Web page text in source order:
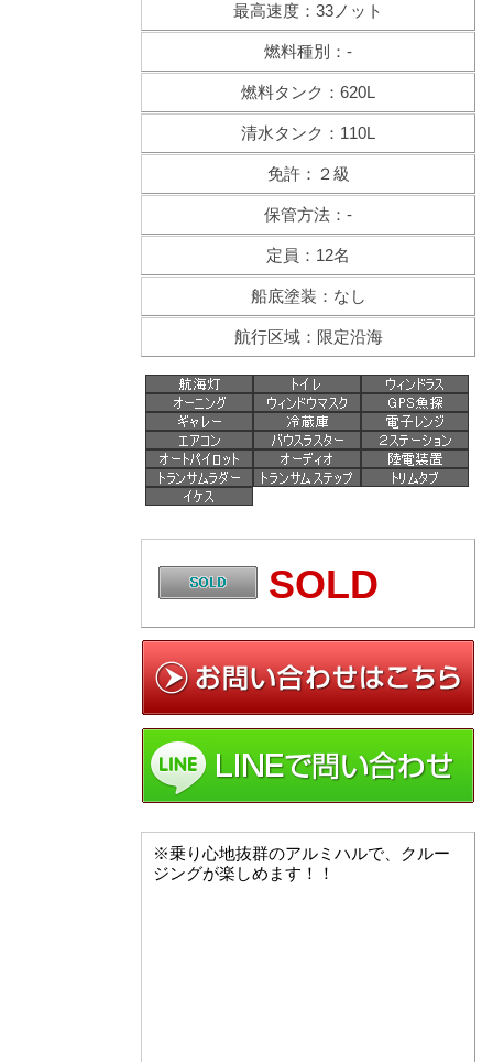
最高速度：33ノット
燃料種別：-
燃料タンク：620L
清水タンク：110L
免許：２級
保管方法：-
定員：12名
船底塗装：なし
航行区域：限定沿海
SOLD
※乗り心地抜群のアルミハルで、クルー
ジングが楽しめます！！